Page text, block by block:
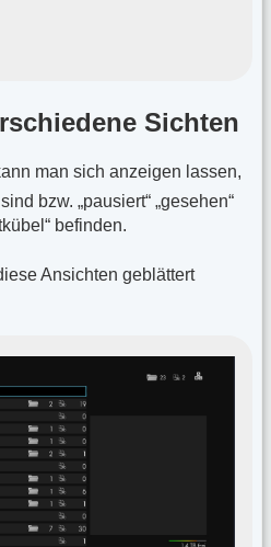
Sichten
man sich anzeigen lassen,
bzw. „pausiert“ „gesehen“
befinden.
Ansichten geblättert